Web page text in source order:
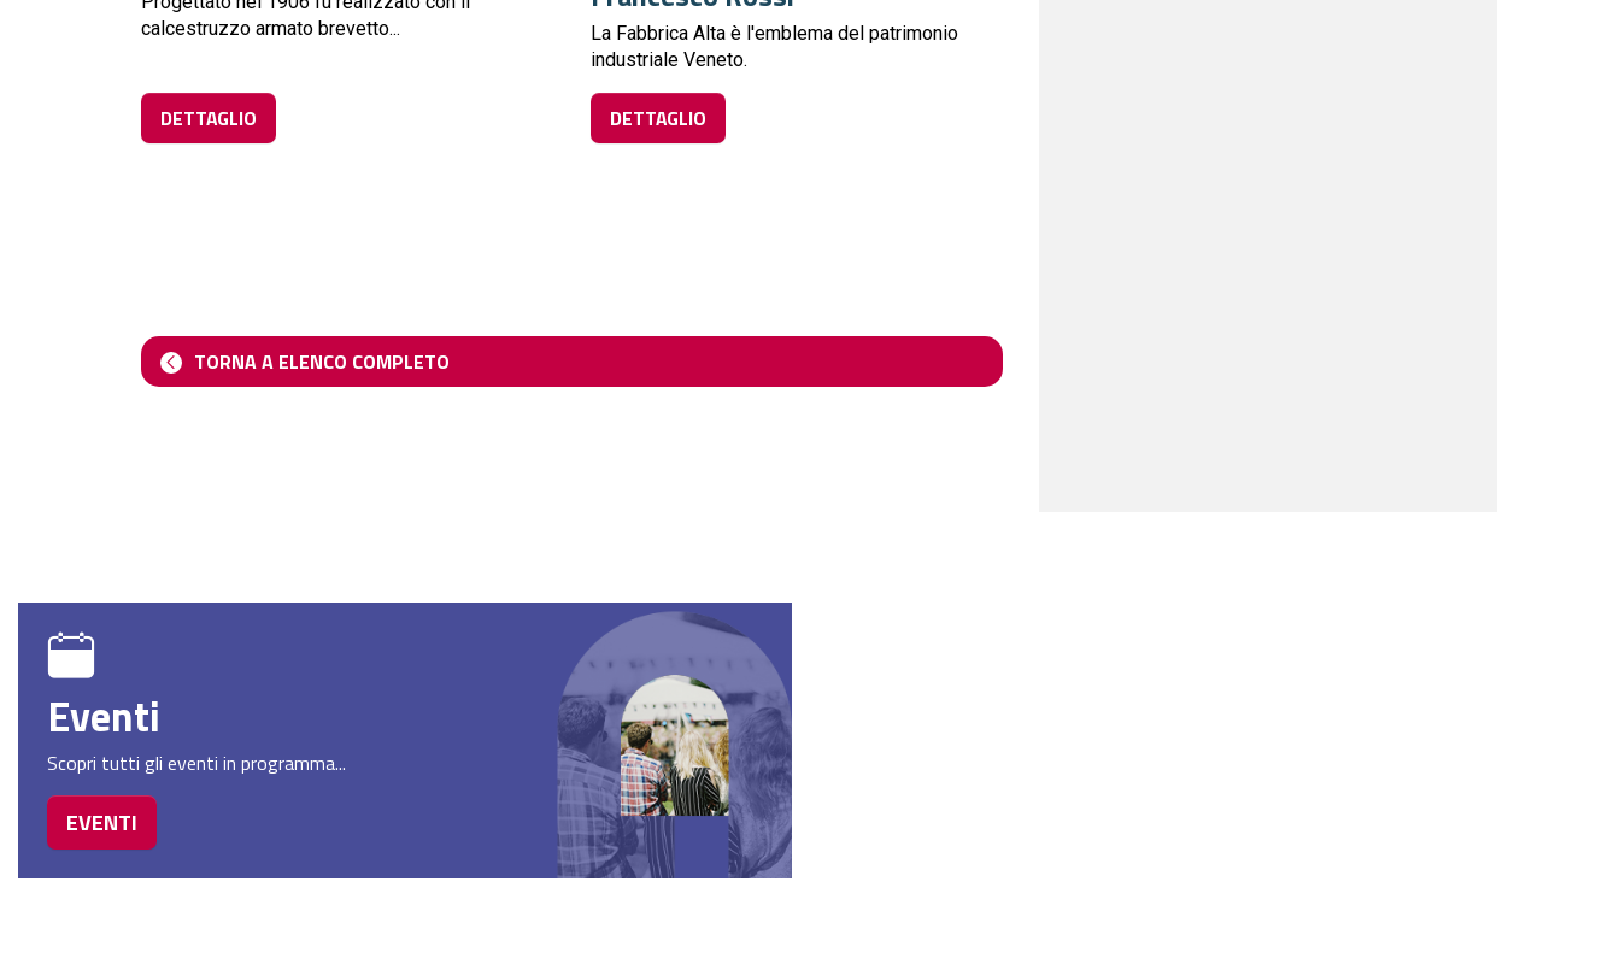
calcestruzzo armato brevetto...
DETTAGLIO
La Fabbrica Alta è l'emblema del patrimonio
industriale Veneto.
DETTAGLIO
TORNA A ELENCO COMPLETO
Eventi
Scopri tutti gli eventi in programma...
EVENTI